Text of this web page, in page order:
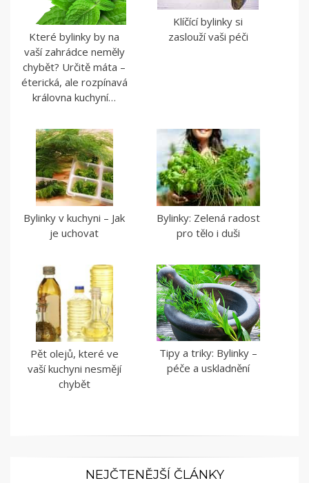
Které bylinky by na
vaší zahrádce neměly
chybět? Určitě máta –
éterická, ale rozpínavá
královna kuchyní…
Klíčící bylinky si
zaslouží vaši péči
Bylinky v kuchyni – Jak
je uchovat
Bylinky: Zelená radost
pro tělo i duši
Pět olejů, které ve
vaší kuchyni nesmějí
chybět
Tipy a triky: Bylinky –
péče a uskladnění
NEJČTENĚJŠÍ ČLÁNKY